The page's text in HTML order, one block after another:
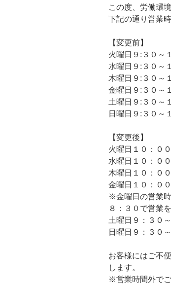
この度、労働環
下記の通り営業
【変更前】
火曜日９:３０～
水曜日９:３０～
木曜日９:３０～
金曜日９:３０～
土曜日９:３０～
日曜日９:３０～
【変更後】
火曜日１０：０
水曜日１０：０
木曜日１０：０
金曜日１０：０
※金曜日の営業
８：３０で営業
土曜日９：３０
日曜日９：３０
お客様にはご不
します。
※営業時間外で